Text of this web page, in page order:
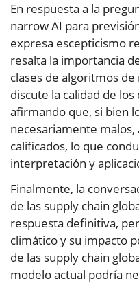
En respuesta a la
narrow AI para
expresa escepticismo
resalta la importancia
clases de algoritmos
discute la calidad de
afirmando que, si bien
necesariamente
calificados, lo que
interpretación y
Finalmente, la
de las supply chain
respuesta definitiva,
climático y su impacto
de las supply chain
modelo actual podría